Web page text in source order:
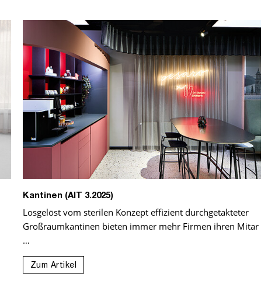
Kantinen (AIT 3.2025)
Losgelöst vom sterilen Konzept effizient durchgetakteter
Großraumkantinen bieten immer mehr Firmen ihren Mitar
…
Zum Artikel